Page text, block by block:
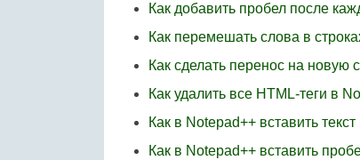
Как добавить пробел после
Как перемешать слова в
Как сделать перенос на новую
Как удалить все HTML-теги в
Как в Notepad++ вставить
Как в Notepad++ вставить